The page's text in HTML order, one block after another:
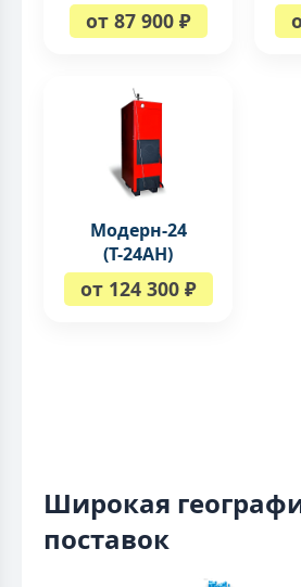
от 87 900 ₽
Модерн-24
(Т-24АН)
от 124 300 ₽
Широкая
поставок